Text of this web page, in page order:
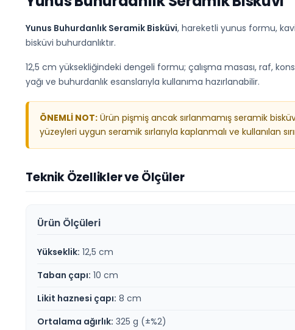
Yunus Buhurdanlık Seramik Bisküvi, hareketli yunus formu,
bisküvi buhurdanlıktır.
12,5 cm yüksekliğindeki dengeli formu; çalışma masası, raf,
yağı ve buhurdanlık esanslarıyla kullanıma hazırlanabilir.
ÖNEMLİ NOT: Ürün pişmiş ancak sırlanmamış seramik
yüzeyleri uygun seramik sırlarıyla kaplanmalı ve kullanılan
Teknik Özellikler ve Ölçüler
Ürün Ölçüleri
Yükseklik: 12,5 cm
Taban çapı: 10 cm
Likit haznesi çapı: 8 cm
Ortalama ağırlık: 325 g (±%2)